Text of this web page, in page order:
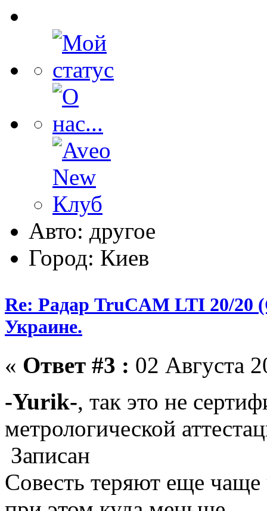
Авто: другое
Город: Киев
Re: Радар TruCAM LTI 20/
Украине.
« Ответ #3 : 02 Августа
-Yurik-, так это не
метрологической
Записан
Совесть теряют еще